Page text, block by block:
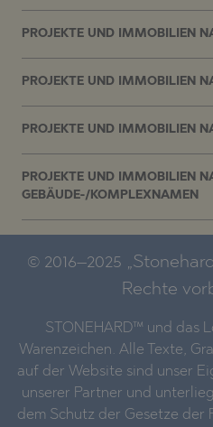
PROJEKTE UND IMMOBILIEN
PROJEKTE UND IMMOBILIEN
PROJEKTE UND IMMOBILIEN
PROJEKTE UND IMMOBILIEN
GEBÄUDE-/KOMPLEXNAMEN
© 2016–2025
Rechte
STONEHARD™ und das
Warenzeichen. Alle Texte,
auf der Website sind unser
unserer Partner und
dem Schutz der Gesetze der